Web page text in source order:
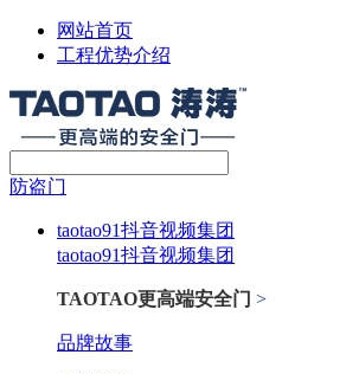
网站首页
工程优势介绍
防盗门
taotao91抖音视频集团
taotao91抖音视频集团
TAOTAO更高端安全门 >
品牌故事